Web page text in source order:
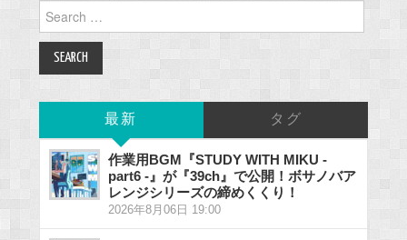
Search
for:
最新 タグ
作業用BGM『STUDY WITH MIKU -
part6 -』が『39ch』で公開！ボサノバア
レンジシリーズの締めくくり！
2026年8月06日 19:00